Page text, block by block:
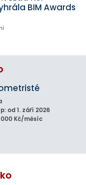
BIM Awards
od 1. září 2026
Kč/měsíc